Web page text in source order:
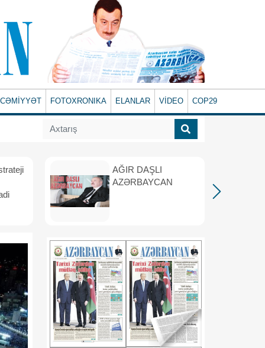
CƏMİYYƏT FOTOXRONIKA ELANLAR VİDEO COP29
AĞIR DAŞLI
AZƏRBAYCAN